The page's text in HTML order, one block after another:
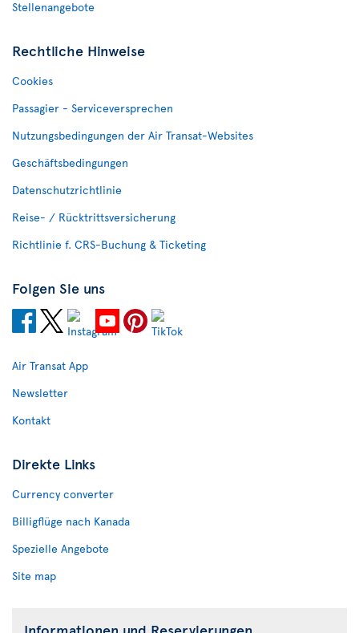
Stellenangebote
Rechtliche Hinweise
Cookies
Passagier - Serviceversprechen
Nutzungsbedingungen der Air Transat-Websites
Geschäftsbedingungen
Datenschutzrichtlinie
Reise- / Rücktrittsversicherung
Richtlinie f. CRS-Buchung & Ticketing
Folgen Sie uns
Air Transat App
Newsletter
Kontakt
Direkte Links
Currency converter
Billigflüge nach Kanada
Spezielle Angebote
Site map